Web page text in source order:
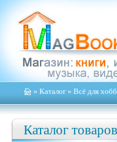
» Каталог » Всё для
Каталог